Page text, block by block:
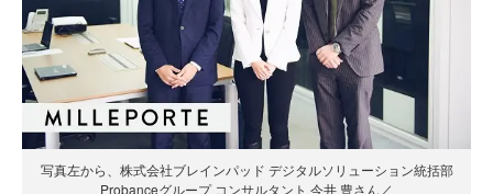
写真左から、株式会社ブレインパッド デジタルソリューション統括部
Probanceグループ コンサルタント 今井 豊さん／